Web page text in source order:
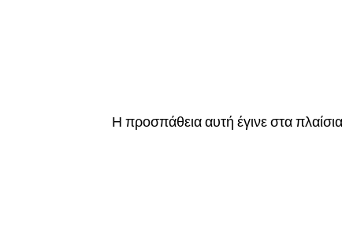
Η προσπάθεια αυτή έγινε στα